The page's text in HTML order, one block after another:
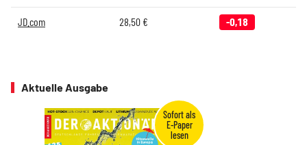
JD.com 28,50€ -0,18
Aktuelle Ausgabe